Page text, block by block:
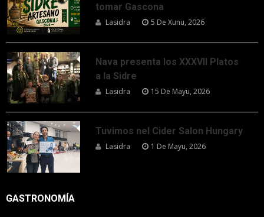
tomar Gascona
Lasidra 5 De Xunu, 2026
Nava presenta los XXXVII Platos
a la Sidre
Lasidra 15 De Mayu, 2026
Tuvimos nel Cider Salon Hungary
Lasidra 1 De Mayu, 2026
GASTRONOMÍA